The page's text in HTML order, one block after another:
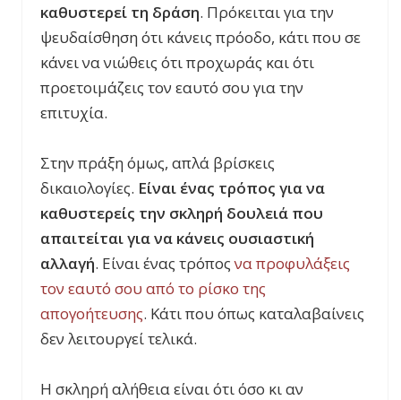
καθυστερεί τη δράση. Πρόκειται για την
ψευδαίσθηση ότι κάνεις πρόοδο, κάτι που σε
κάνει να νιώθεις ότι προχωράς και ότι
προετοιμάζεις τον εαυτό σου για την
επιτυχία.
Στην πράξη όμως, απλά βρίσκεις
δικαιολογίες. Είναι ένας τρόπος για να
καθυστερείς την σκληρή δουλειά που
απαιτείται για να κάνεις ουσιαστική
αλλαγή. Είναι ένας τρόποςνα προφυλάξεις
τον εαυτό σου από το ρίσκο της
απογοήτευσης. Κάτι που όπως καταλαβαίνεις
δεν λειτουργεί τελικά.
Η σκληρή αλήθεια είναι ότι όσο κι αν